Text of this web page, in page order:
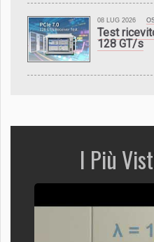
08 LUG 2026
Test
128 GT/s
I Più